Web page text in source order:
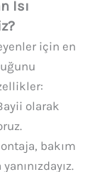
Isı
için en
olarak
bakım